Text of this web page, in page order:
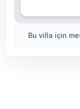
Bu villa için